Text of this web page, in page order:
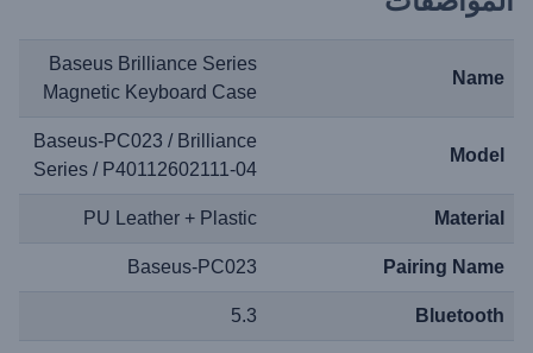
Name
Baseus Brilliance Series
Magnetic Keyboard Case
Model
Baseus-PC023 / Brilliance
Series / P40112602111-04
Material
PU Leather + Plastic
Pairing Name
Baseus-PC023
Bluetooth
5.3